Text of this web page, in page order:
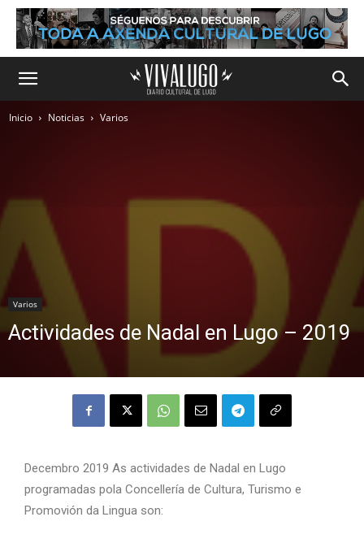
Inicio Noticias Varios
Varios
Actividades de Nadal en Lugo – 2019
Decembro 2019 As actividades de Nadal en Lugo
programadas pola Concellería de Cultura, Turismo e
Promovión da Lingua son: